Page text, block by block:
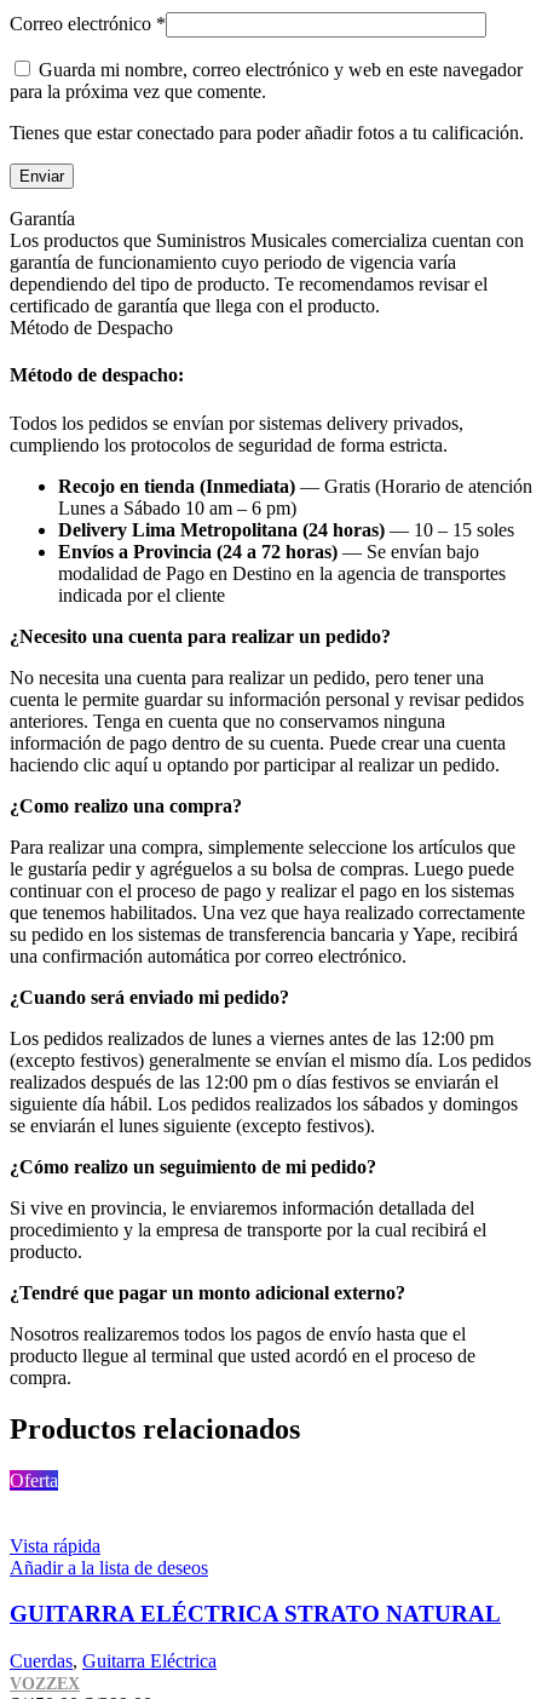
Correo electrónico *
Guarda mi nombre, correo electrónico y web en este navegador
para la próxima vez que comente.
Tienes que estar conectado para poder añadir fotos a tu calificación.
Garantía
Los productos que Suministros Musicales comercializa cuentan con
garantía de funcionamiento cuyo periodo de vigencia varía
dependiendo del tipo de producto. Te recomendamos revisar el
certificado de garantía que llega con el producto.
Método de Despacho
Método de despacho:
Todos los pedidos se envían por sistemas delivery privados,
cumpliendo los protocolos de seguridad de forma estricta.
Recojo en tienda (Inmediata) — Gratis (Horario de atención
Lunes a Sábado 10 am – 6 pm)
Delivery Lima Metropolitana (24 horas) — 10 – 15 soles
Envíos a Provincia (24 a 72 horas) — Se envían bajo
modalidad de Pago en Destino en la agencia de transportes
indicada por el cliente
¿Necesito una cuenta para realizar un pedido?
No necesita una cuenta para realizar un pedido, pero tener una
cuenta le permite guardar su información personal y revisar pedidos
anteriores. Tenga en cuenta que no conservamos ninguna
información de pago dentro de su cuenta. Puede crear una cuenta
haciendo clic aquí u optando por participar al realizar un pedido.
¿Como realizo una compra?
Para realizar una compra, simplemente seleccione los artículos que
le gustaría pedir y agréguelos a su bolsa de compras. Luego puede
continuar con el proceso de pago y realizar el pago en los sistemas
que tenemos habilitados. Una vez que haya realizado correctamente
su pedido en los sistemas de transferencia bancaria y Yape, recibirá
una confirmación automática por correo electrónico.
¿Cuando será enviado mi pedido?
Los pedidos realizados de lunes a viernes antes de las 12:00 pm
(excepto festivos) generalmente se envían el mismo día. Los pedidos
realizados después de las 12:00 pm o días festivos se enviarán el
siguiente día hábil. Los pedidos realizados los sábados y domingos
se enviarán el lunes siguiente (excepto festivos).
¿Cómo realizo un seguimiento de mi pedido?
Si vive en provincia, le enviaremos información detallada del
procedimiento y la empresa de transporte por la cual recibirá el
producto.
¿Tendré que pagar un monto adicional externo?
Nosotros realizaremos todos los pagos de envío hasta que el
producto llegue al terminal que usted acordó en el proceso de
compra.
Productos relacionados
Oferta
Vista rápida
Añadir a la lista de deseos
GUITARRA ELÉCTRICA STRATO NATURAL
Cuerdas, Guitarra Eléctrica
VOZZEX